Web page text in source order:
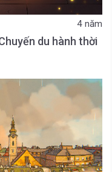
4 năm
du hành thời